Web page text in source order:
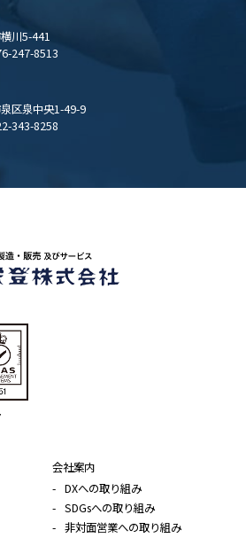
川5-441
247-8513
区泉中央1-49-9
343-8258
会社案内
DXへの取り組み
SDGsへの取り組み
非対面営業への取り組み